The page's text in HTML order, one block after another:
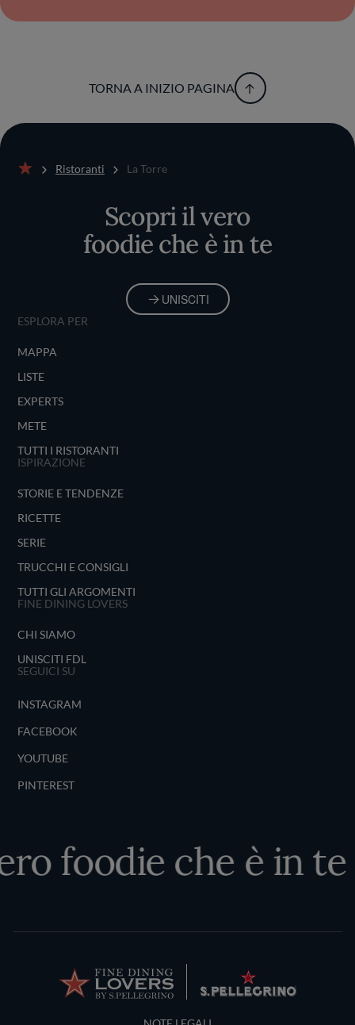
TORNA A INIZIO PAGINA
Ristoranti La Torre
Scopri il vero
foodie che è in te
UNISCITI
ESPLORA PER
MAPPA
LISTE
EXPERTS
METE
TUTTI I RISTORANTI
ISPIRAZIONE
STORIE E TENDENZE
RICETTE
SERIE
TRUCCHI E CONSIGLI
TUTTI GLI ARGOMENTI
FINE DINING LOVERS
CHI SIAMO
UNISCITI FDL
SEGUICI SU
INSTAGRAM
FACEBOOK
YOUTUBE
PINTEREST
foodie che è in te
Terms and Conditions